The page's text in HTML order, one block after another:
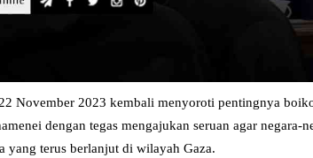
November 2023 kembali menyoroti pentingnya
dengan tegas mengajukan seruan agar negara-
yang terus berlanjut di wilayah Gaza.